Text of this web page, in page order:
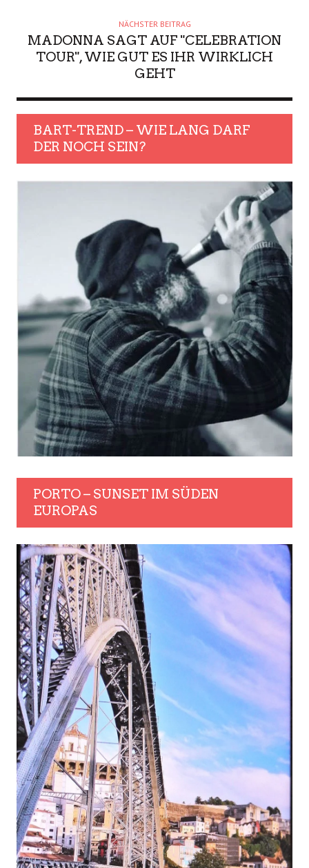
NÄCHSTER BEITRAG
MADONNA SAGT AUF "CELEBRATION
TOUR", WIE GUT ES IHR WIRKLICH
GEHT
BART-TREND – WIE LANG DARF
DER NOCH SEIN?
PORTO – SUNSET IM SÜDEN
EUROPAS